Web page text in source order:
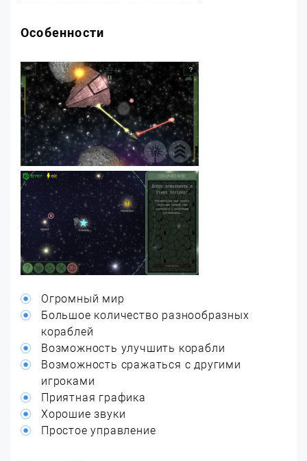
Особенности
Огромный мир
Большое количество разнообразных
кораблей
Возможность улучшить корабли
Возможность сражаться с другими
игроками
Приятная графика
Хорошие звуки
Простое управление